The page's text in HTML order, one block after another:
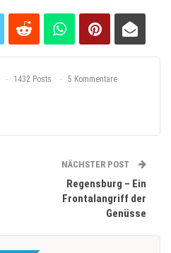
1432 Posts 5 Kommentare
NÄCHSTER POST
Regensburg – Ein
Frontalangriff der
Genüsse